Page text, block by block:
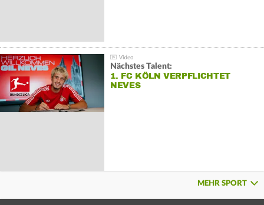
Nächstes Talent:
1. FC KÖLN VERPFLICHTET
NEVES
MEHR SPORT